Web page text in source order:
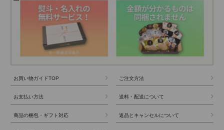
お買い物ガイドTOP ご注文方法
お支払い方法 送料・配送について
商品の梱包・ギフト対応 返品とキャンセルについて